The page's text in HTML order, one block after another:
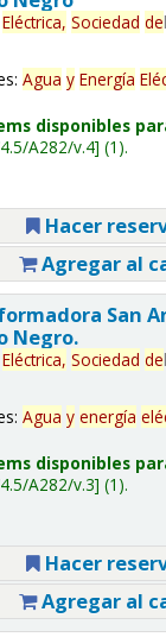
Eléctrica, Sociedad del
Agua y Energía
disponibles
A282/v.4 (1).
Hacer
Agregar al
San
Negro.
Eléctrica, Sociedad del
Agua y energía
disponibles
A282/v.3 (1).
Hacer
Agregar al